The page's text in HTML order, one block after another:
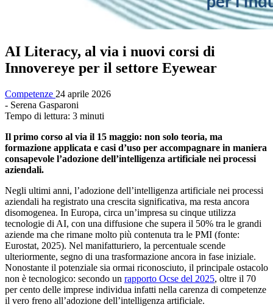
AI Literacy, al via i nuovi corsi di
Innovereye per il settore Eyewear
Competenze 24 aprile 2026
- Serena Gasparoni
Tempo di lettura: 3 minuti
Il primo corso al via il 15 maggio: non solo teoria, ma
formazione applicata e casi d’uso per accompagnare in maniera
consapevole l’adozione dell’intelligenza artificiale nei processi
aziendali.
Negli ultimi anni, l’adozione dell’intelligenza artificiale nei processi
aziendali ha registrato una crescita significativa, ma resta ancora
disomogenea. In Europa, circa un’impresa su cinque utilizza
tecnologie di AI, con una diffusione che supera il 50% tra le grandi
aziende ma che rimane molto più contenuta tra le PMI (fonte:
Eurostat, 2025). Nel manifatturiero, la percentuale scende
ulteriormente, segno di una trasformazione ancora in fase iniziale.
Nonostante il potenziale sia ormai riconosciuto, il principale ostacolo
non è tecnologico: secondo un rapporto Ocse del 2025, oltre il 70
per cento delle imprese individua infatti nella carenza di competenze
il vero freno all’adozione dell’intelligenza artificiale.